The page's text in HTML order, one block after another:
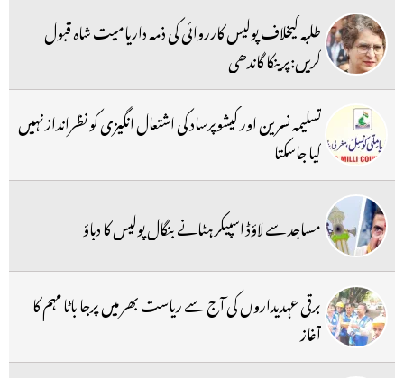
طلبہ کیخلاف پولیس کارروائی کی ذمہ داریامیت شاہ قبول
کریں:پرینکا گاندھی
تسلیمہ نسرین اور کیشوپرساد کی اشتعال انگیزی کو نظرانداز نہیں
کیا جاسکتا
مساجد سے لاؤڈ اسپیکر ہٹانے بنگال پولیس کا دباؤ
برقی عہدیداروں کی آج سے ریاست بھر میں پرجا باٹا مہم کا
آغاز